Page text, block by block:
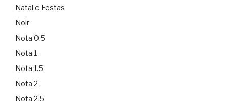
Natal e Festas
Noir
Nota 0.5
Nota 1
Nota 1.5
Nota 2
Nota 2.5